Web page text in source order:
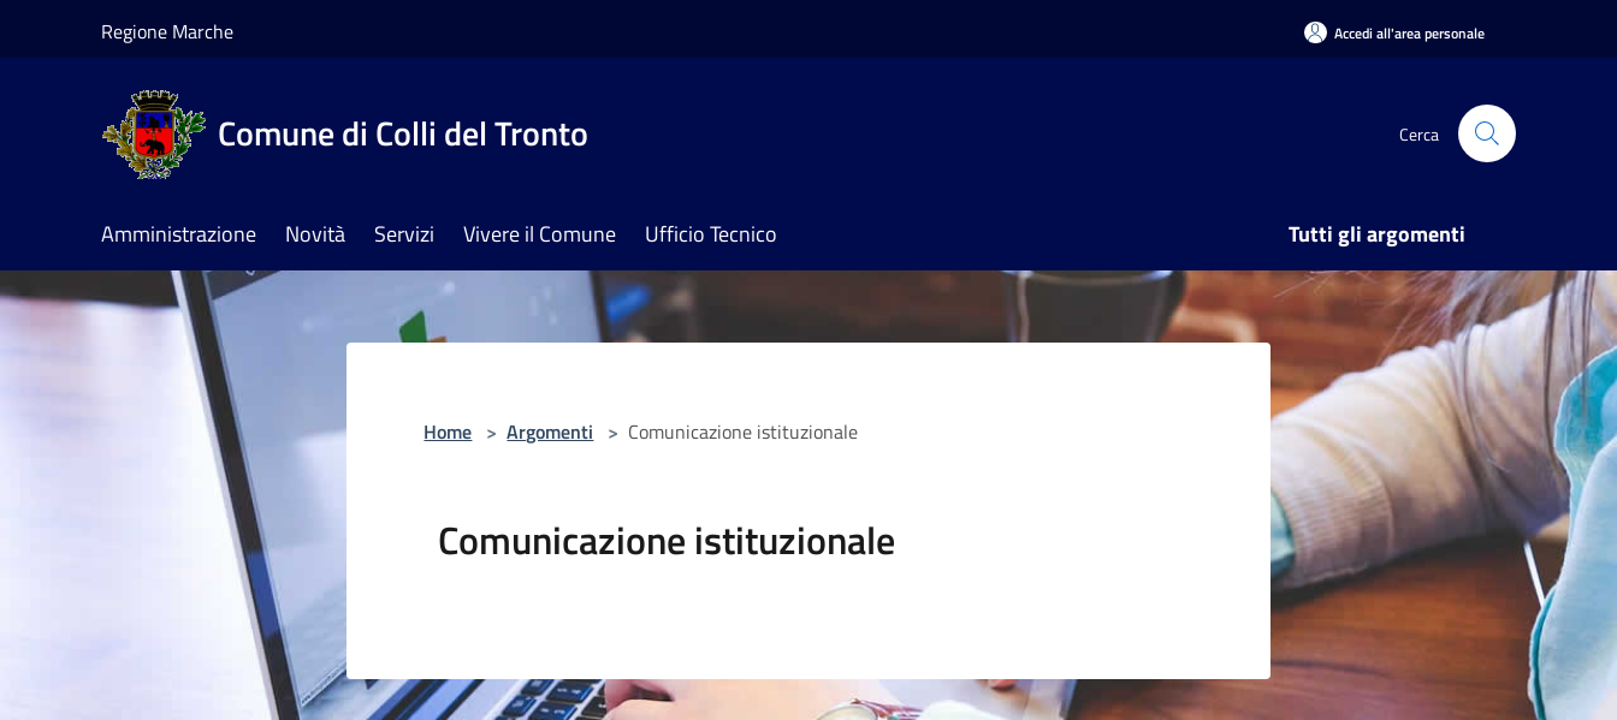
Regione Marche Accedi all'area personale
Comune di Colli del Tronto Cerca
Amministrazione Novità Servizi Vivere il Comune Ufficio Tecnico Tutti gli argomenti
Home > Argomenti > Comunicazione istituzionale
Comunicazione istituzionale